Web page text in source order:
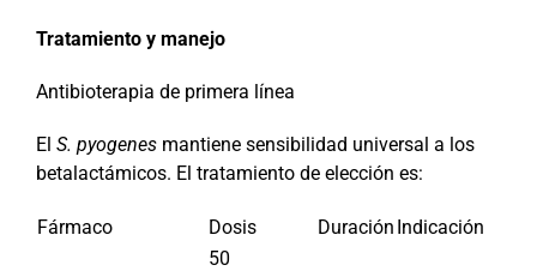
Tratamiento y manejo
Antibioterapia de primera línea
El S. pyogenesmantiene sensibilidad universal a los
betalactámicos. El tratamiento de elección es:
Fármaco Dosis Duración Indicación
50